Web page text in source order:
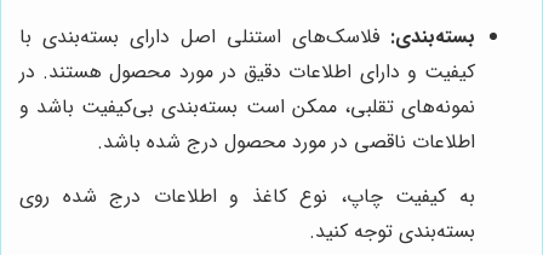
بسته‌بندی: فلاسک‌های استنلی اصل دارای بسته‌بندی با
کیفیت و دارای اطلاعات دقیق در مورد محصول هستند. در
نمونه‌های تقلبی، ممکن است بسته‌بندی بی‌کیفیت باشد و
اطلاعات ناقصی در مورد محصول درج شده باشد.
به کیفیت چاپ، نوع کاغذ و اطلاعات درج شده روی
بسته‌بندی توجه کنید.